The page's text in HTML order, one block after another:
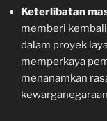
Keterlibatan
memberi
dalam proyek
memperkaya
menanamkan